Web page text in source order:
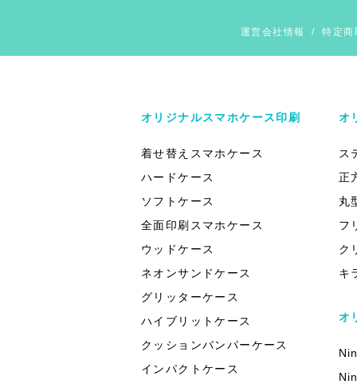
運営会社情報 /特定商
オリジナルスマホケース印刷
着せ替えスマホケース
ハードケース
ソフトケース
全面印刷スマホケース
ウッドケース
ネオンサンドケース
グリッターケース
ハイブリットケース
クッションバンパーケース
インパクトケース
オ
ス
正
丸
フ
ク
キ
オ